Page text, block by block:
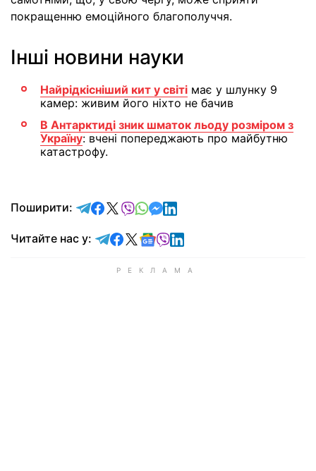
покращенню емоційного благополуччя.
Інші новини науки
Найрідкісніший кит у світі має у шлунку 9
камер: живим його ніхто не бачив
В Антарктиді зник шматок льоду розміром з
Україну: вчені попереджають про майбутню
катастрофу.
Поширити: відправити у Telegram
поділитись у Facebook
поділитись у X
відправити у Viber
відправити у Whatsapp
відправити у Messenger
відправити у LinkedIn
Читайте нас у: Читайте у Telegram
Читайте у Facebook
Читайте у X
Читайте у Google news
Читайте у Viber
Читайте у LinkedIn